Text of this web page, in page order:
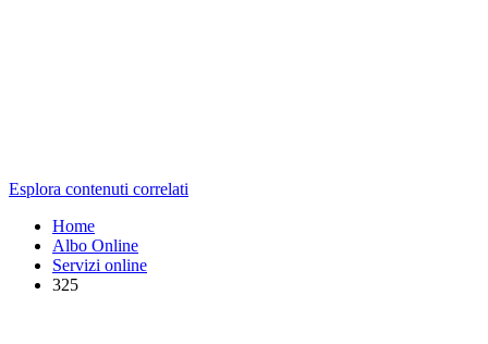
Esplora contenuti correlati
Home
Albo Online
Servizi online
325